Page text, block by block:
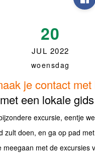
20
JUL 2022
woensdag
je contact met
een lokale
excursie, eentje
zult doen, en ga op pad
meegaan met de excursies